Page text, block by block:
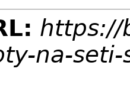
https://
na-